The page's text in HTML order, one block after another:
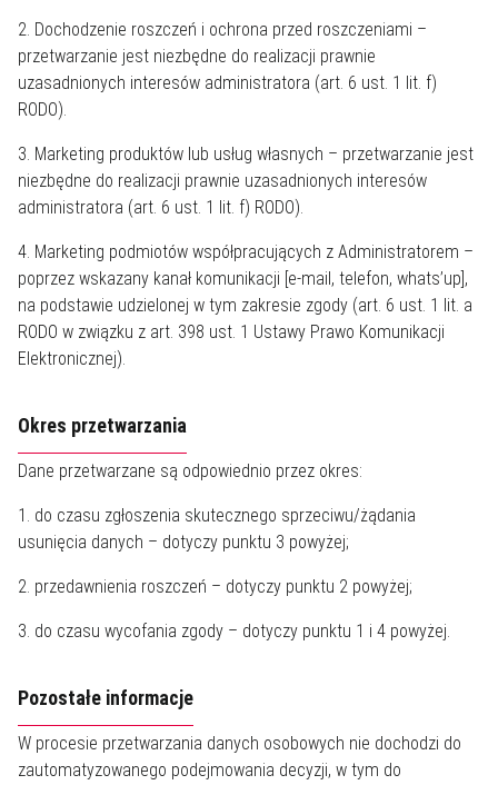
2. Dochodzenie roszczeń i ochrona przed roszczeniami –
przetwarzanie jest niezbędne do realizacji prawnie
uzasadnionych interesów administratora (art. 6 ust. 1 lit. f)
RODO).
3. Marketing produktów lub usług własnych – przetwarzanie jest
niezbędne do realizacji prawnie uzasadnionych interesów
administratora (art. 6 ust. 1 lit. f) RODO).
4. Marketing podmiotów współpracujących z Administratorem –
poprzez wskazany kanał komunikacji [e-mail, telefon, whats’up],
na podstawie udzielonej w tym zakresie zgody (art. 6 ust. 1 lit. a
RODO w związku z art. 398 ust. 1 Ustawy Prawo Komunikacji
Elektronicznej).
Okres przetwarzania
Dane przetwarzane są odpowiednio przez okres:
1. do czasu zgłoszenia skutecznego sprzeciwu/żądania
usunięcia danych – dotyczy punktu 3 powyżej;
2. przedawnienia roszczeń – dotyczy punktu 2 powyżej;
3. do czasu wycofania zgody – dotyczy punktu 1 i 4 powyżej.
Pozostałe informacje
W procesie przetwarzania danych osobowych nie dochodzi do
zautomatyzowanego podejmowania decyzji, w tym do